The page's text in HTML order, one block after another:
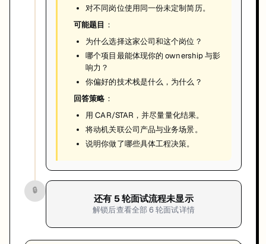
对不同岗位使用同一份未定制简历。
可能题目 ：
为什么选择这家公司和这个岗位？
哪个项目最能体现你的 ownership 与影
响力？
你偏好的技术栈是什么，为什么？
回答策略 ：
用 CAR/STAR，并尽量量化结果。
将动机关联公司产品与业务场景。
说明你做了哪些具体工程决策。
🔒
还有 5轮面试流程未显示
解锁后查看全部6 轮面试详情